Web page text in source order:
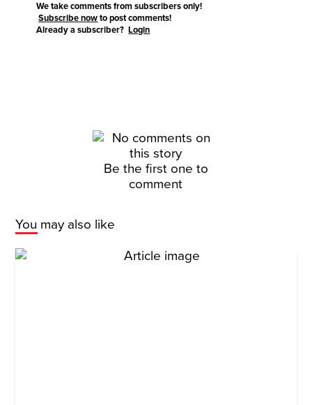
We take comments from subscribers only!
Subscribe now to post comments!
Already a subscriber?Login
Be the first one to
comment
You may also like